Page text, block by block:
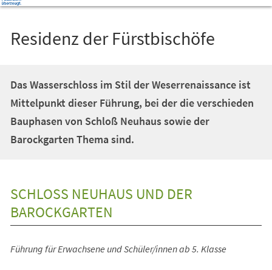
Residenz der Fürstbischöfe
Das Wasserschloss im Stil der Weserrenaissance ist
Mittelpunkt dieser Führung, bei der die verschieden
Bauphasen von Schloß Neuhaus sowie der
Barockgarten Thema sind.
SCHLOSS NEUHAUS UND DER B
AROCKGARTEN
Führung für Erwachsene und Schüler/innen ab 5. Klasse